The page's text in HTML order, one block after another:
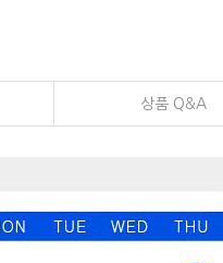
상품 Q&A